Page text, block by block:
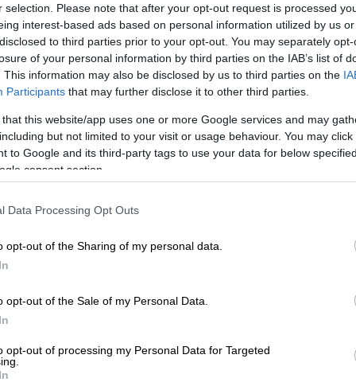
selection. Please note that after your opt-out request is processed
interest-based ads based on personal information utilized by us
to third parties prior to your opt-out. You may separately
of your personal information by third parties on the IAB’s list of
This information may also be disclosed by us to third parties on the
Participants that may further disclose it to other third parties.
that this website/app uses one or more Google services and may
but not limited to your visit or usage behaviour. You may
to Google and its third-party tags to use your data for below
consent section.
Data Processing Opt Outs
opt-out of the Sharing of my personal data.
opt-out of the Sale of my Personal Data.
opt-out of processing my Personal Data for Targeted
το ΕΘΝΟΣ στη Google
; Διανομέας που κέρδισε 5,2 εκατ. λίρες
του και πήγε στην παλιά δουλειά του
κάνει έκπληξη στους πρώην συναδέλφους
τη δουλειά του όταν κέρδισε
θα επέστρεφε στο μέρος όπου εργαζόταν
την τύχη του.
Αν δεν ήμουν εγώ θα βρισκόσουν